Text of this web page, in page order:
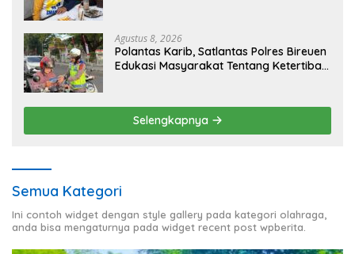
Agustus 8, 2026
Polantas Karib, Satlantas Polres Bireuen
Edukasi Masyarakat Tentang Ketertiban
Selengkapnya
Semua Kategori
Ini contoh widget dengan style gallery pada kategori olahraga,
anda bisa mengaturnya pada widget recent post wpberita.